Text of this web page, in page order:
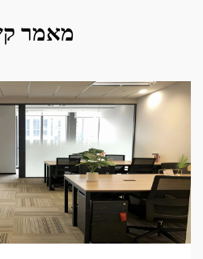
מאמר